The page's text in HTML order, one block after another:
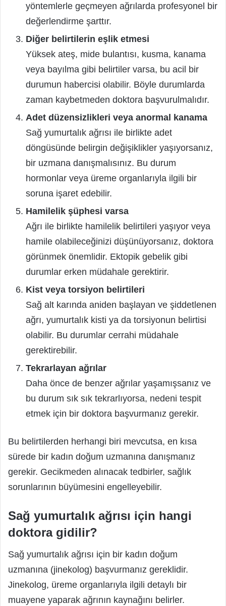
yöntemlerle geçmeyen ağrılarda profesyonel bir
değerlendirme şarttır.
Diğer belirtilerin eşlik etmesi
Yüksek ateş, mide bulantısı, kusma, kanama
veya bayılma gibi belirtiler varsa, bu acil bir
durumun habercisi olabilir. Böyle durumlarda
zaman kaybetmeden doktora başvurulmalıdır.
Adet düzensizlikleri veya anormal kanama
Sağ yumurtalık ağrısı ile birlikte adet
döngüsünde belirgin değişiklikler yaşıyorsanız,
bir uzmana danışmalısınız. Bu durum
hormonlar veya üreme organlarıyla ilgili bir
soruna işaret edebilir.
Hamilelik şüphesi varsa
Ağrı ile birlikte hamilelik belirtileri yaşıyor veya
hamile olabileceğinizi düşünüyorsanız, doktora
görünmek önemlidir. Ektopik gebelik gibi
durumlar erken müdahale gerektirir.
Kist veya torsiyon belirtileri
Sağ alt karında aniden başlayan ve şiddetlenen
ağrı, yumurtalık kisti ya da torsiyonun belirtisi
olabilir. Bu durumlar cerrahi müdahale
gerektirebilir.
Tekrarlayan ağrılar
Daha önce de benzer ağrılar yaşamışsanız ve
bu durum sık sık tekrarlıyorsa, nedeni tespit
etmek için bir doktora başvurmanız gerekir.
Bu belirtilerden herhangi biri mevcutsa, en kısa
sürede bir kadın doğum uzmanına danışmanız
gerekir. Gecikmeden alınacak tedbirler, sağlık
sorunlarının büyümesini engelleyebilir.
Sağ yumurtalık ağrısı için hangi
doktora gidilir?
Sağ yumurtalık ağrısı için bir kadın doğum
uzmanına (jinekolog) başvurmanız gereklidir.
Jinekolog, üreme organlarıyla ilgili detaylı bir
muayene yaparak ağrının kaynağını belirler.